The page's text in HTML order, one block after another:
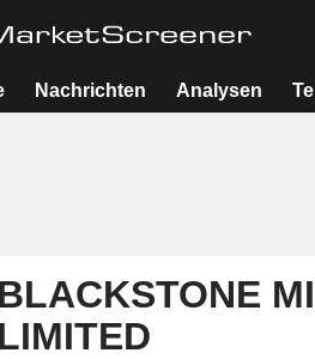
Nachrichten Analysen
BLACKSTONE
LIMITED